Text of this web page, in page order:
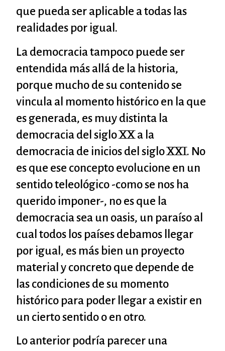
que pueda ser aplicable a todas las
realidades por igual.
La democracia tampoco puede ser
entendida más allá de la historia,
porque mucho de su contenido se
vincula al momento histórico en la que
es generada, es muy distinta la
democracia del siglo XX a la
democracia de inicios del siglo XXI. No
es que ese concepto evolucione en un
sentido teleológico -como se nos ha
querido imponer-, no es que la
democracia sea un oasis, un paraíso al
cual todos los países debamos llegar
por igual, es más bien un proyecto
material y concreto que depende de
las condiciones de su momento
histórico para poder llegar a existir en
un cierto sentido o en otro.
Lo anterior podría parecer una